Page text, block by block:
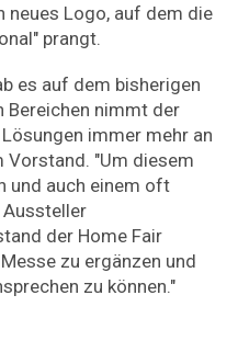
neues Logo, auf dem die
prangt.
es auf dem bisherigen
Bereichen nimmt der
immer mehr an
Vorstand. "Um diesem
und auch einem oft
der Home Fair
zu ergänzen und
zu können."